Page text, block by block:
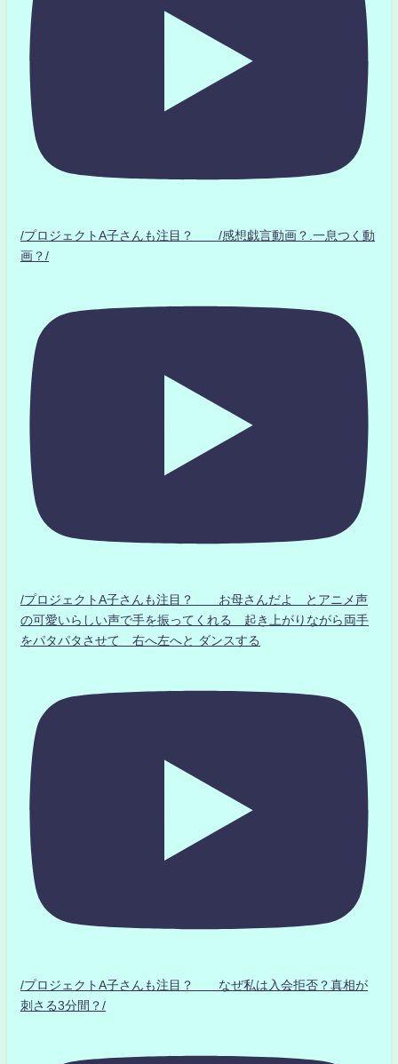
/プロジェクトA子さんも注目？ /感想戯言動画？.一息つく動
画？/
/プロジェクトA子さんも注目？ お母さんだよ とアニメ声
の可愛いらしい声で手を振ってくれる 起き上がりながら両手
をパタパタさせて 右へ左へと ダンスする
/プロジェクトA子さんも注目？ なぜ私は入会拒否？真相が
刺さる3分間？/